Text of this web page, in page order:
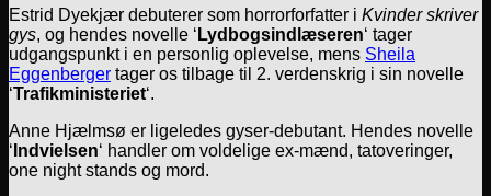
Estrid Dyekjær debuterer som horrorforfatter i Kvinder skriver
gys, og hendes novelle ‘ Lydbogsindlæseren‘ tager
udgangspunkt i en personlig oplevelse, mens Sheila
Eggenberger tager os tilbage til 2. verdenskrig i sin novelle
‘Trafikministeriet‘.
Anne Hjælmsø er ligeledes gyser-debutant. Hendes novelle
‘ Indvielsen‘ handler om voldelige ex-mænd, tatoveringer,
one night stands og mord.